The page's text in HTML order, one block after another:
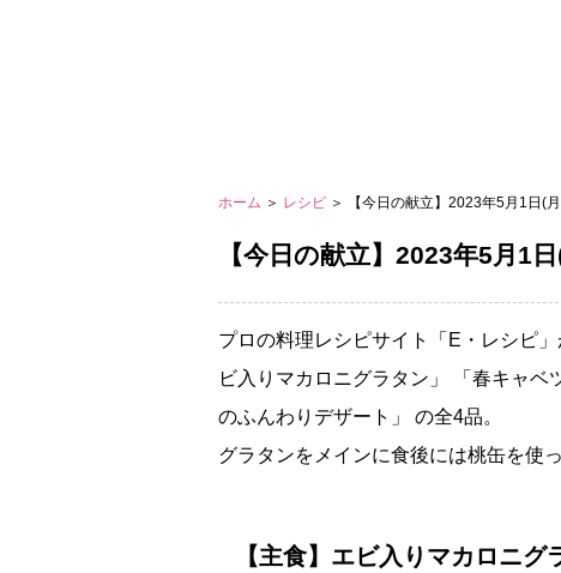
ホーム ＞ レシピ ＞ 【今日の献立】2023年5月1日(
【今日の献立】2023年5月1
プロの料理レシピサイト「E・レシピ
ビ入りマカロニグラタン」 「春キャ
のふんわりデザート」 の全4品。
グラタンをメインに食後には桃缶を使
【主食】エビ入りマカロニグ